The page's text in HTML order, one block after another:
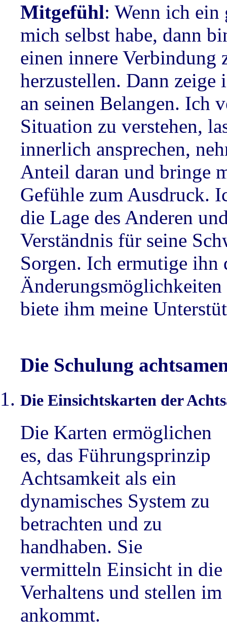
Mitgefühl: Wenn ich ein
mich selbst habe, dann
einen innere Verbindung
herzustellen. Dann zeige
an seinen Belangen. Ich
Situation zu verstehen,
innerlich ansprechen,
Anteil daran und bringe
Gefühle zum Ausdruck.
die Lage des Anderen
Verständnis für seine
Sorgen. Ich ermutige ihn
biete ihm meine
Die Schulung
Die Einsichtskarten der
Die Karten ermöglichen
es, das Führungsprinzip
Achtsamkeit als ein
dynamisches System zu
betrachten und zu
handhaben. Sie
vermitteln Einsicht in die
Verhaltens und stellen
ankommt.